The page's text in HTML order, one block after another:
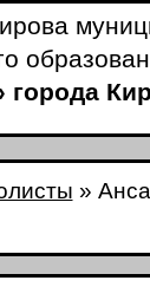
города
»